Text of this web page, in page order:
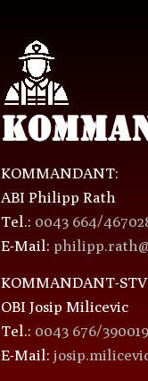
KOMMANDANT:
ABI Philipp Rath
Tel.: 0043 664/
E-Mail:
KOMMANDANT-
OBI Josip Milicevic
Tel.: 0043 676/
E-Mail: